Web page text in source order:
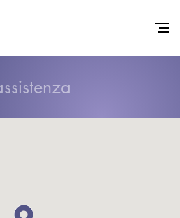
Home
Convertitori di Frequenza -